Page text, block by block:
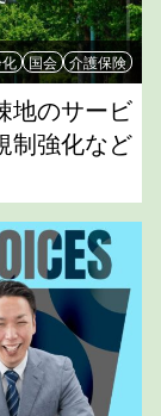
国会 介護保険
地のサービ
制強化など